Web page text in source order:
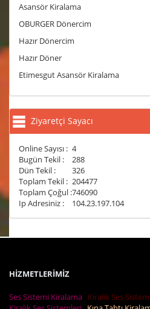
Asansör Kiralama
OBURGER Dönercim
Hazır Dönercim
Hazır Döner
Etimesgut Asansör Kiralama
Ziyaretçi Sayacı
Online Sayısı : 4
Bugün Tekil :
288
Dün Tekil :
326
Toplam Tekil : 204477
Toplam Çoğul :746090
Ip Adresiniz :
104.23.197.104
HİZMETLERİMİZ
Ses Sistemi Kiralama Kiralık Ses